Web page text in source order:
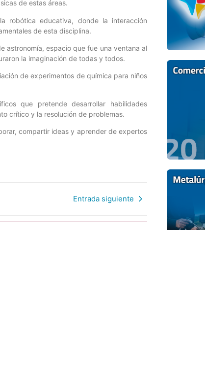
de estas áreas.
robótica educativa, donde la interacción
de esta disciplina.
astronomía, espacio que fue una ventana al
la imaginación de todas y todos.
de experimentos de química para niños
que pretende desarrollar habilidades
crítico y la resolución de problemas.
compartir ideas y aprender de expertos
Entrada siguiente